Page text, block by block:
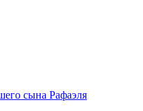
сына Рафаэля